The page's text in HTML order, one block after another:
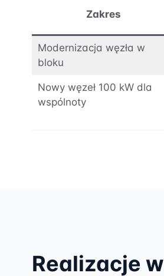
Zakres
Modernizacja węzła w
bloku
Nowy węzeł 100 kW dla
wspólnoty
Realizacje w